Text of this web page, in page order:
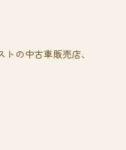
の中古車販売店、